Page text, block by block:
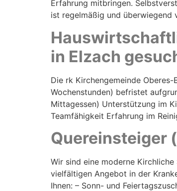
Erfahrung mitbringen.
ist regelmäßig und
in Elzach
Die rk Kirchengemeinde
Wochenstunden) befristet
Mittagessen) Unterstützung im
Teamfähigkeit Erfahrung im
Quereinsteiger
Wir sind eine moderne
vielfältigen Angebot in der
Ihnen: – Sonn- und